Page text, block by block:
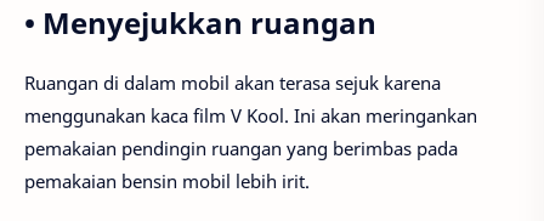
• Menyejukkan ruangan
Ruangan di dalam mobil akan terasa sejuk karena
menggunakan kaca film V Kool. Ini akan meringankan
pemakaian pendingin ruangan yang berimbas pada
pemakaian bensin mobil lebih irit.